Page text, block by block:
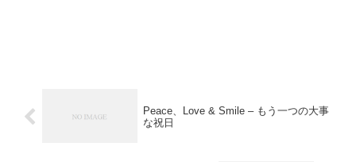
Peace、Love & Smile – もう一つの大事
な祝日